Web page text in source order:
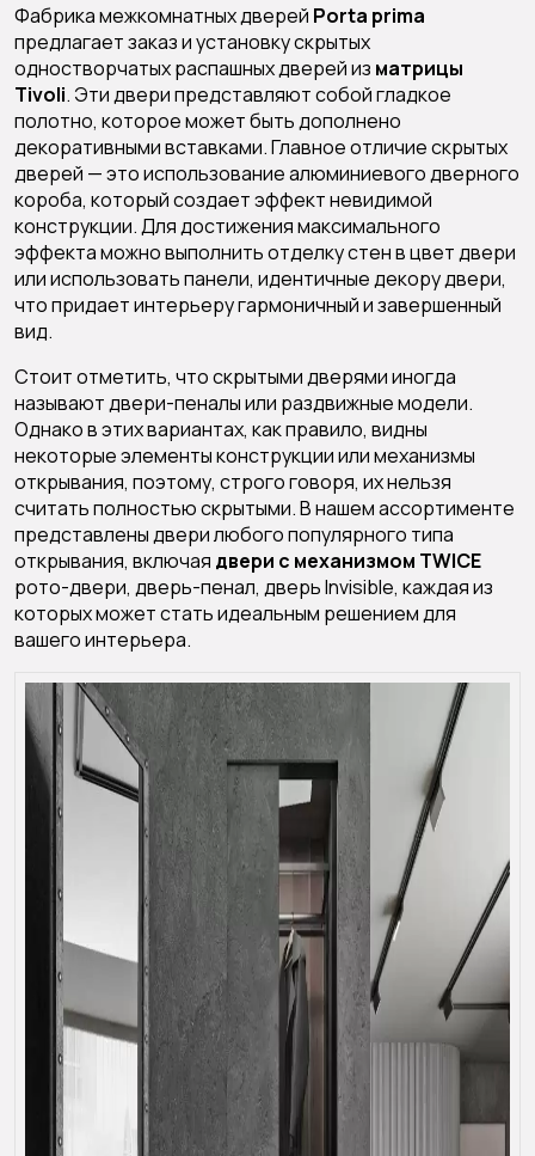
Фабрика межкомнатных дверей Porta prima
предлагает заказ и установку скрытых
одностворчатых распашных дверей из матрицы
Tivoli. Эти двери представляют собой гладкое
полотно, которое может быть дополнено
декоративными вставками. Главное отличие скрытых
дверей — это использование алюминиевого дверного
короба, который создает эффект невидимой
конструкции. Для достижения максимального
эффекта можно выполнить отделку стен в цвет двери
или использовать панели, идентичные декору двери,
что придает интерьеру гармоничный и завершенный
вид.
Стоит отметить, что скрытыми дверями иногда
называют двери-пеналы или раздвижные модели.
Однако в этих вариантах, как правило, видны
некоторые элементы конструкции или механизмы
открывания, поэтому, строго говоря, их нельзя
считать полностью скрытыми. В нашем ассортименте
представлены двери любого популярного типа
открывания, включая двери с механизмом TWICE
рото-двери, дверь-пенал, дверь Invisible, каждая из
которых может стать идеальным решением для
вашего интерьера.